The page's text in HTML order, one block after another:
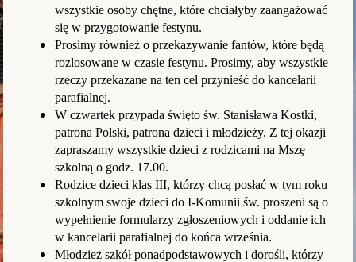
wszystkie osoby chętne, które chciałyby zaangażować
się w przygotowanie festynu.
Prosimy również o przekazywanie fantów, które będą
rozlosowane w czasie festynu. Prosimy, aby wszystkie
rzeczy przekazane na ten cel przynieść do kancelarii
parafialnej.
W czwartek przypada święto św. Stanisława Kostki,
patrona Polski, patrona dziecii młodzieży. Z tej okazji
zapraszamy wszystkie dzieci z rodzicami na Mszę
szkolną o godz. 17.00.
Rodzice dzieci klas III, którzy chcą posłać w tym roku
szkolnym swoje dziecido I-Komunii św. proszeni są o
wypełnienie formularzy zgłoszeniowych i oddanieich
w kancelarii parafialnej do końca września.
Młodzież szkół ponadpodstawowych i dorośli, którzy